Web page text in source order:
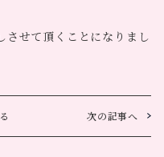
させて頂くことになりまし
次の記事へ